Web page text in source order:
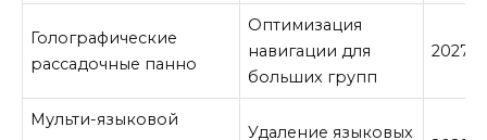
Голографические
рассадочные панно
Оптимизация
навигации для
больших групп
2027
Мульти-языковой
Удаление языковых